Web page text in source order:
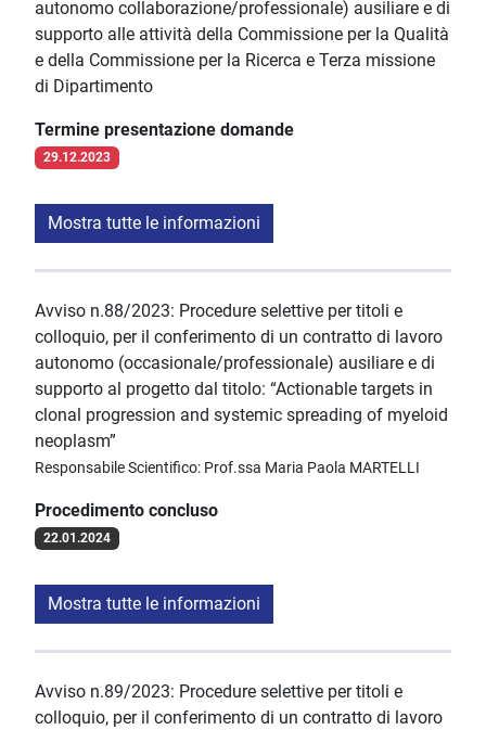
autonomo collaborazione/professionale) ausiliare e di
supporto alle attività della Commissione per la Qualità
e della Commissione per la Ricerca e Terza missione
di Dipartimento
Termine presentazione domande
29.12.2023
Mostra tutte le informazioni
Avviso n.88/2023: Procedure selettive per titoli e
colloquio, per il conferimento di un contratto di lavoro
autonomo (occasionale/professionale) ausiliare e di
supporto al progetto dal titolo: “Actionable targets in
clonal progression and systemic spreading of myeloid
neoplasm”
Responsabile Scientifico: Prof.ssa Maria Paola MARTELLI
Procedimento concluso
22.01.2024
Mostra tutte le informazioni
Avviso n.89/2023: Procedure selettive per titoli e
colloquio, per il conferimento di un contratto di lavoro